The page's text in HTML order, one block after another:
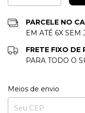
PARCELE NO
EM ATÉ 6X SEM
FRETE FIXO DE
PARA TODO O
Entregas para o CEP:
Meios de envio